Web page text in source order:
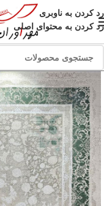
رد کردن به ناوبری
رد کردن به محتوای اصلی